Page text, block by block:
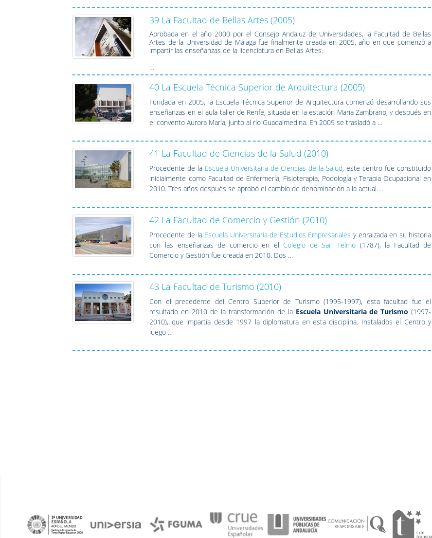
39 La Facultad de Bellas Artes (2005)
Aprobada en el año 2000 por el Consejo Andaluz de Universidades, la Facultad de Bellas
Artes de la Universidad de Málaga fue finalmente creada en 2005, año en que comenzó a
impartir las enseñanzas de la licenciatura en Bellas Artes.
…
40 La Escuela Técnica Superior de Arquitectura (2005)
Fundada en 2005, la Escuela Técnica Superior de Arquitectura comenzó desarrollando sus
enseñanzas en el aula-taller de Renfe, situada en la estación María Zambrano, y después en
el convento Aurora María, junto al río Guadalmedina. En 2009 se trasladó a …
41 La Facultad de Ciencias de la Salud (2010)
Procedente de la Escuela Universitaria de Ciencias de la Salud, este centro fue constituido
inicialmente como Facultad de Enfermería, Fisioterapia, Podología y Terapia Ocupacional en
2010. Tres años después se aprobó el cambio de denominación a la actual. …
42 La Facultad de Comercio y Gestión (2010)
Procedente de la Escuela Universitaria de Estudios Empresariales y enraizada en su historia
con las enseñanzas de comercio en el Colegio de San Telmo (1787), la Facultad de
Comercio y Gestión fue creada en 2010. Dos …
43 La Facultad de Turismo (2010)
Con el precedente del Centro Superior de Turismo (1995-1997), esta facultad fue el
resultado en 2010 de la transformación de la Escuela Universitaria de Turismo (1997-
2010), que impartía desde 1997 la diplomatura en esta disciplina. Instalados el Centro y
luego …